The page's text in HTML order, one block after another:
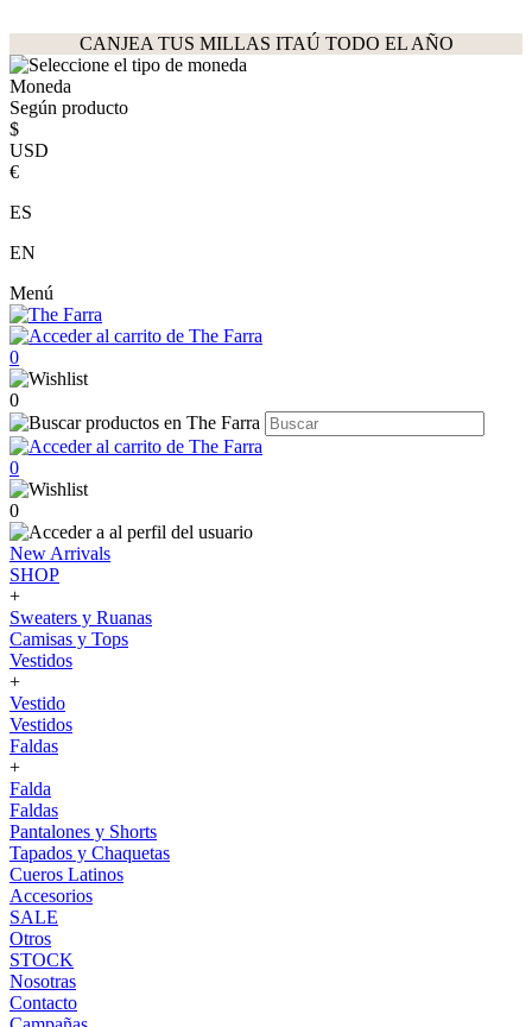
CANJEA TUS MILLAS ITAÚ TODO EL AÑO
Moneda
Según producto
$
USD
€
ES
EN
Menú
0
0
0
0
New Arrivals
SHOP
+
Sweaters y Ruanas
Camisas y Tops
Vestidos
+
Vestido
Vestidos
Faldas
+
Falda
Faldas
Pantalones y Shorts
Tapados y Chaquetas
Cueros Latinos
Accesorios
SALE
Otros
STOCK
Nosotras
Contacto